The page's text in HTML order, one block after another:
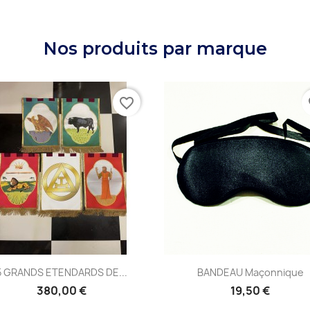
Nos produits par marque
Aperçu rapide
BANDEAU Maçonnique
19,50 €
favorite_border
Aperçu rapide
BATON DE MARECHAL YORK
122,50 €